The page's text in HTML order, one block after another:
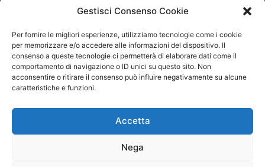
Gestisci Consenso Cookie
Per fornire le migliori esperienze, utilizziamo tecnologie come i cookie
per memorizzare e/o accedere alle informazioni del dispositivo. Il
consenso a queste tecnologie ci permetterà di elaborare dati come il
comportamento di navigazione o ID unici su questo sito. Non
acconsentire o ritirare il consenso può influire negativamente su alcune
caratteristiche e funzioni.
Accetta
Nega
Via Principe Di Udine 144
clienti@officinefvg.it
info@officinefvg.it
posta@officinefvgpec.It
ORARI